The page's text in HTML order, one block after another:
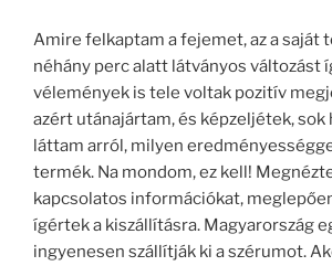
Amire felkaptam a fejemet, az a saját
néhány perc alatt látványos változást
vélemények is tele voltak pozitív
azért utánajártam, és képzeljétek, sok
láttam arról, milyen
termék. Na mondom, ez kell!
kapcsolatos információkat,
ígértek a kiszállításra. Magyarország
ingyenesen szállítják ki a szérumot.